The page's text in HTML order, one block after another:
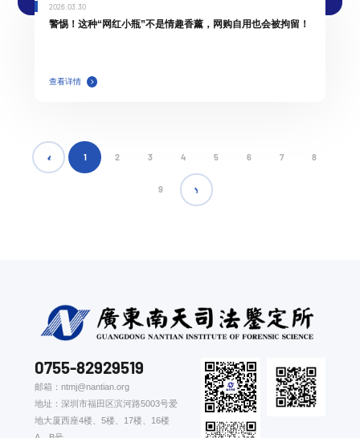
2026.03.30
警惕！这种“网红小瓶”不是情趣香薰，网购自用也会被拘留！
查看详情
1 2 3 4 5 6 7 8
9
0755-82929519
邮箱：ntmj@nantian.org
地址：深圳市福田区滨河路5003号爱
地大厦西座4楼、5楼、17楼、16楼